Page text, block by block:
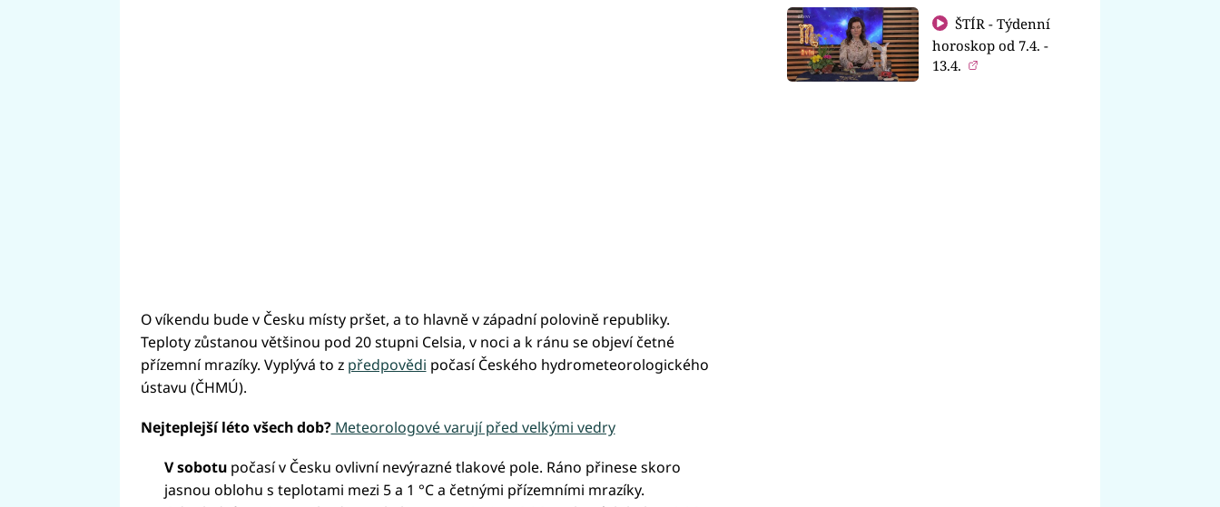
O víkendu bude v Česku místy pršet, a to hlavně v západní polovině republiky.
Teploty zůstanou většinou pod 20 stupni Celsia, v noci a k ránu se objeví četné
přízemní mrazíky. Vyplývá to z předpovědi počasí Českého hydrometeorologického
ústavu (ČHMÚ).
Nejteplejší léto všech dob?Meteorologové varují před velkými vedry
V sobotupočasí v Česku ovlivní nevýrazné tlakové pole. Ráno přinese skoro
jasnou oblohu s teplotami mezi 5 a 1 °C a četnými přízemními mrazíky.
ŠTÍR - Týdenní
horoskop od 7.4. -
13.4.